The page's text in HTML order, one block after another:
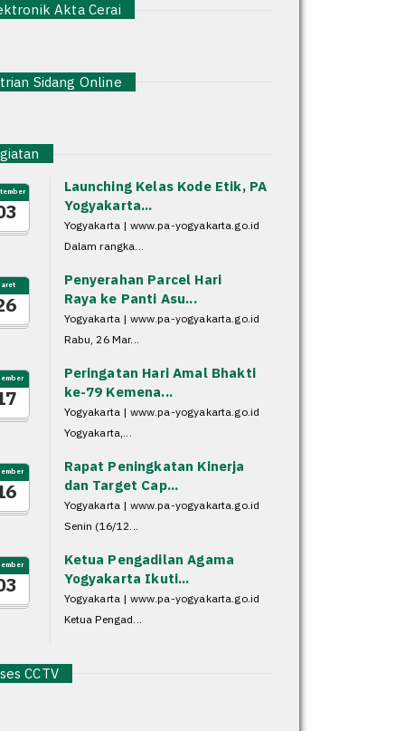
Akta Cerai
Sidang Online
Launching Kelas Kode Etik, PA
Yogyakarta...
Yogyakarta | www.pa-yogyakarta.go.id
Dalam rangka...
Penyerahan Parcel Hari
Raya ke Panti Asu...
Yogyakarta | www.pa-yogyakarta.go.id
Rabu, 26 Mar...
Peringatan Hari Amal Bhakti
ke-79 Kemena...
Yogyakarta | www.pa-yogyakarta.go.id
Yogyakarta,...
Rapat Peningkatan Kinerja
dan Target Cap...
Yogyakarta | www.pa-yogyakarta.go.id
Senin (16/12...
Ketua Pengadilan Agama
Yogyakarta Ikuti...
Yogyakarta | www.pa-yogyakarta.go.id
Ketua Pengad...
CCTV